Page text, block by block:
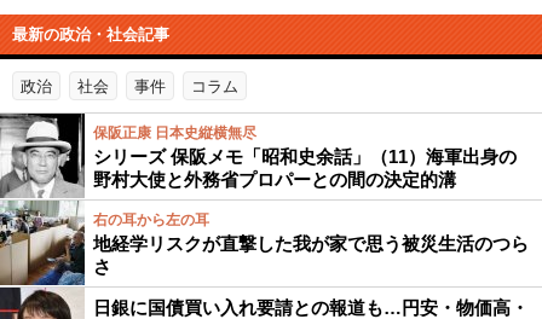
最新の政治・社会記事
政治 社会 事件 コラム
保阪正康 日本史縦横無尽
シリーズ 保阪メモ「昭和史余話」（11）海軍出身の
野村大使と外務省プロパーとの間の決定的溝
右の耳から左の耳
地経学リスクが直撃した我が家で思う被災生活のつら
さ
日銀に国債買い入れ要請との報道も…円安・物価高・